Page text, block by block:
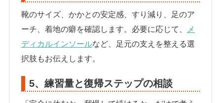
靴のサイズ、かかとの安定感、すり減り、足のア
ーチ、着地の癖を確認します。必要に応じて、
メ
ディカルインソールなど、足元の支えを整える選
択肢もお伝えします。
5、練習量と復帰ステップの相談